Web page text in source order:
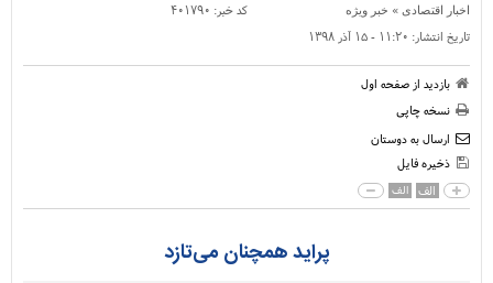
اخبار اقتصادی » خبر ویژه کد خبر: ۴۰۱۷۹۰
تاریخ انتشار: ۱۱:۲۰ - ۱۵ آذر ۱۳۹۸
بازدید از صفحه اول
نسخه چاپی
ارسال به دوستان
ذخیره فایل
الف الف
پراید همچنان می‌تازد